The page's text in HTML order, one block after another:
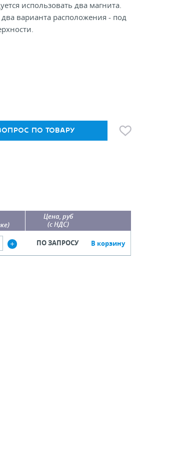
использовать два магнита.
варианта расположения - под
ПО ТОВАРУ
Цена, руб
(с НДС)
ПО ЗАПРОСУ В корзину